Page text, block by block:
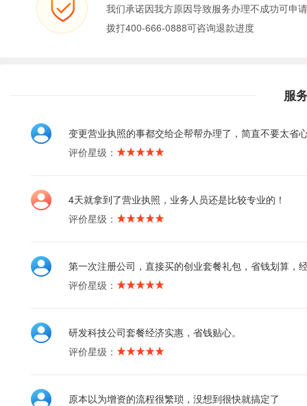
我们承诺因我方原因导致服务办理不成功可申
拨打400-666-0888可咨询退款进度
服
变更营业执照的事都交给企帮帮办理了，简直不要太省
评价星级：
4天就拿到了营业执照，业务人员还是比较专业的！
评价星级：
第一次注册公司，直接买的创业套餐礼包，省钱划算，
评价星级：
研发科技公司套餐经济实惠，省钱贴心。
评价星级：
原本以为增资的流程很繁琐，没想到很快就搞定了